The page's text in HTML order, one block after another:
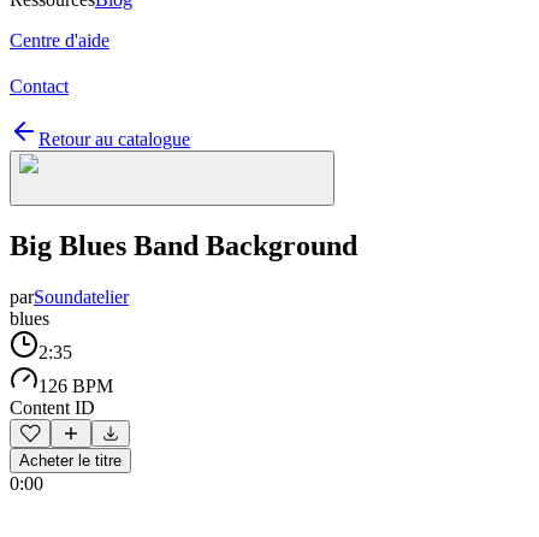
Centre d'aide
Contact
Retour au catalogue
Big Blues Band Background
parSoundatelier
blues
2:35
126 BPM
Content ID
Acheter le titre
0:00